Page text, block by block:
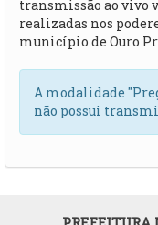
transmissão ao vivo
realizadas nos
município de Ouro
A modalidade
não possui